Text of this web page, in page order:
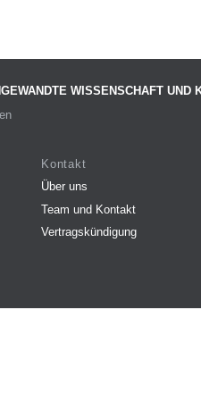
WISSENSCHAFT UND
Kontakt
Über uns
Team und Kontakt
Vertragskündigung